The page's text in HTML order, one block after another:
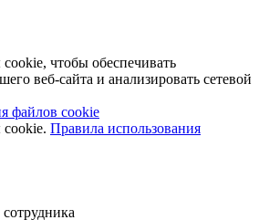
чтобы обеспечивать
веб-сайта и анализировать сетевой
файлов cookie
Правила использования